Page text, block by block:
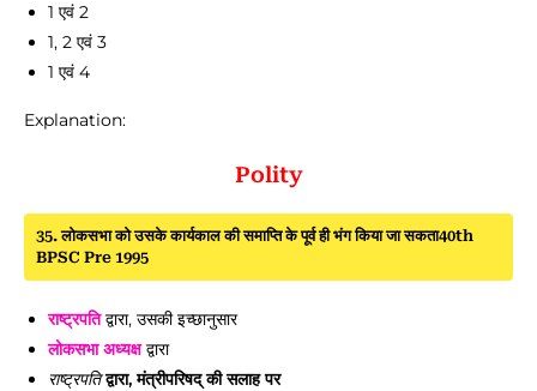
1 एवं 2
1, 2 एवं 3
1 एवं 4
Explanation:
Polity
35. लोकसभा को उसके कार्यकाल की समाप्ति के पूर्व ही भंग किया जा सकता40th
BPSC Pre 1995
राष्ट्रपतिद्वारा, उसकी इच्छानुसार
लोकसभा अध्यक्षद्वारा
राष्ट्रपतिद्वारा, मंत्रीपरिषद् की सलाह पर